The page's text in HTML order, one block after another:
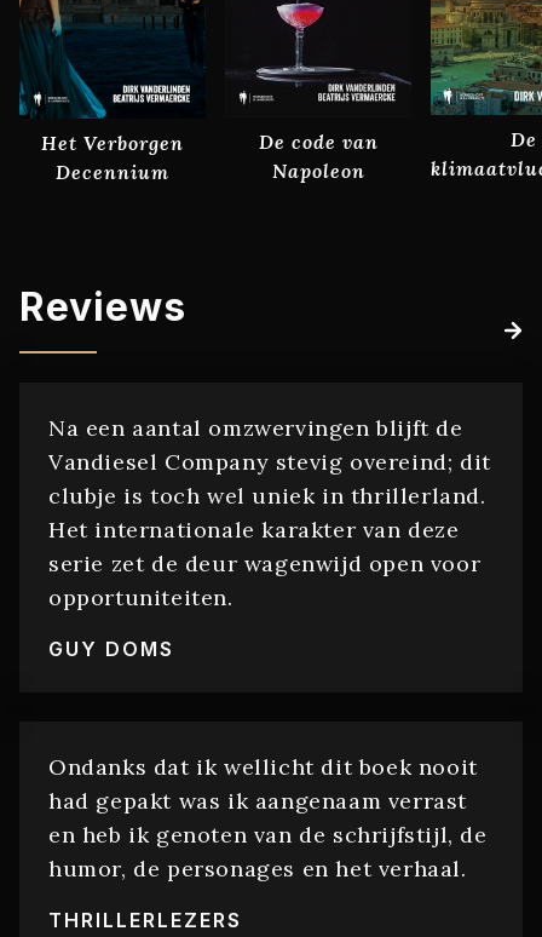
Het Verborgen
Decennium
De code van
Napoleon
De
Reviews
Na een aantal omzwervingen blijft de
Vandiesel Company stevig overeind; dit
clubje is toch wel uniek in thrillerland.
Het internationale karakter van deze
serie zet de deur wagenwijd open voor
opportuniteiten.
GUY DOMS
Ondanks dat ik wellicht dit boek nooit
had gepakt was ik aangenaam verrast
en heb ik genoten van de schrijfstijl, de
humor, de personages en het verhaal.
THRILLERLEZERS